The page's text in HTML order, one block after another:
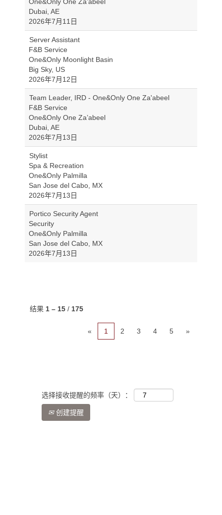
Dubai, AE
2026年7月11日
Server Assistant
F&B Service
One&Only Moonlight Basin
Big Sky, US
2026年7月12日
Team Leader, IRD - One&Only One Za'abeel
F&B Service
One&Only One Za’abeel
Dubai, AE
2026年7月13日
Stylist
Spa & Recreation
One&Only Palmilla
San Jose del Cabo, MX
2026年7月13日
Portico Security Agent
Security
One&Only Palmilla
San Jose del Cabo, MX
2026年7月13日
结果 1 – 15 / 175
« 1 2 3 4 5 »
选择接收提醒的频率（天）：
创建提醒